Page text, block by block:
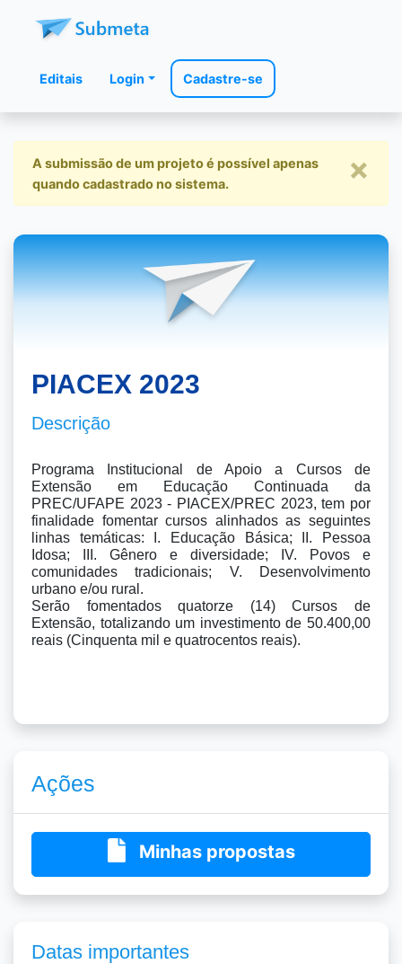
Editais Login Cadastre-se
A submissão de um projeto é possível apenas
quando cadastrado no sistema.
×
PIACEX 2023
Descrição
Programa Institucional de Apoio a Cursos de
Extensão em Educação Continuada da
PREC/UFAPE 2023 - PIACEX/PREC 2023, tem por
finalidade fomentar cursos alinhados as seguintes
linhas temáticas: I. Educação Básica; II. Pessoa
Idosa; III. Gênero e diversidade; IV. Povos e
comunidades tradicionais; V. Desenvolvimento
urbano e/ou rural.
Serão fomentados quatorze (14) Cursos de
Extensão, totalizando um investimento de 50.400,00
reais (Cinquenta mil e quatrocentos reais).
Ações
Minhas propostas
Datas importantes